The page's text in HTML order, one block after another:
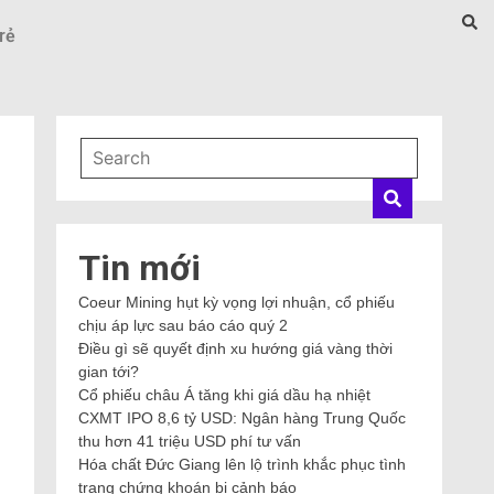
Tin mới
Coeur Mining hụt kỳ vọng lợi nhuận, cổ phiếu
chịu áp lực sau báo cáo quý 2
Điều gì sẽ quyết định xu hướng giá vàng thời
gian tới?
Cổ phiếu châu Á tăng khi giá dầu hạ nhiệt
CXMT IPO 8,6 tỷ USD: Ngân hàng Trung Quốc
thu hơn 41 triệu USD phí tư vấn
Hóa chất Đức Giang lên lộ trình khắc phục tình
trạng chứng khoán bị cảnh báo